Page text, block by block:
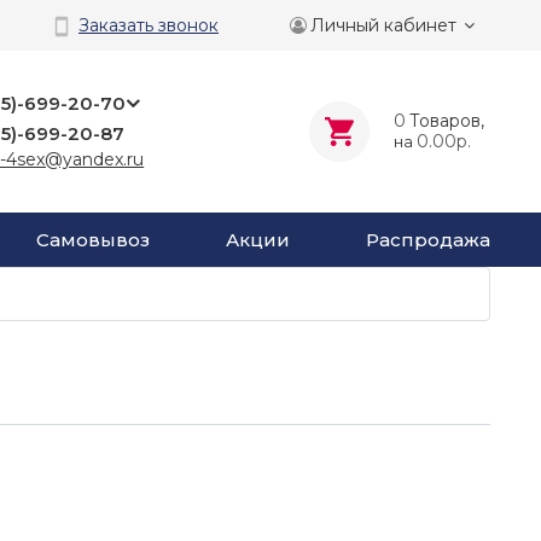
Заказать звонок Личный кабинет
699-20-70
699-20-87
4sex@yandex.ru
0 Tоваров,
на 0.00р.
Самовывоз Акции Распродажа